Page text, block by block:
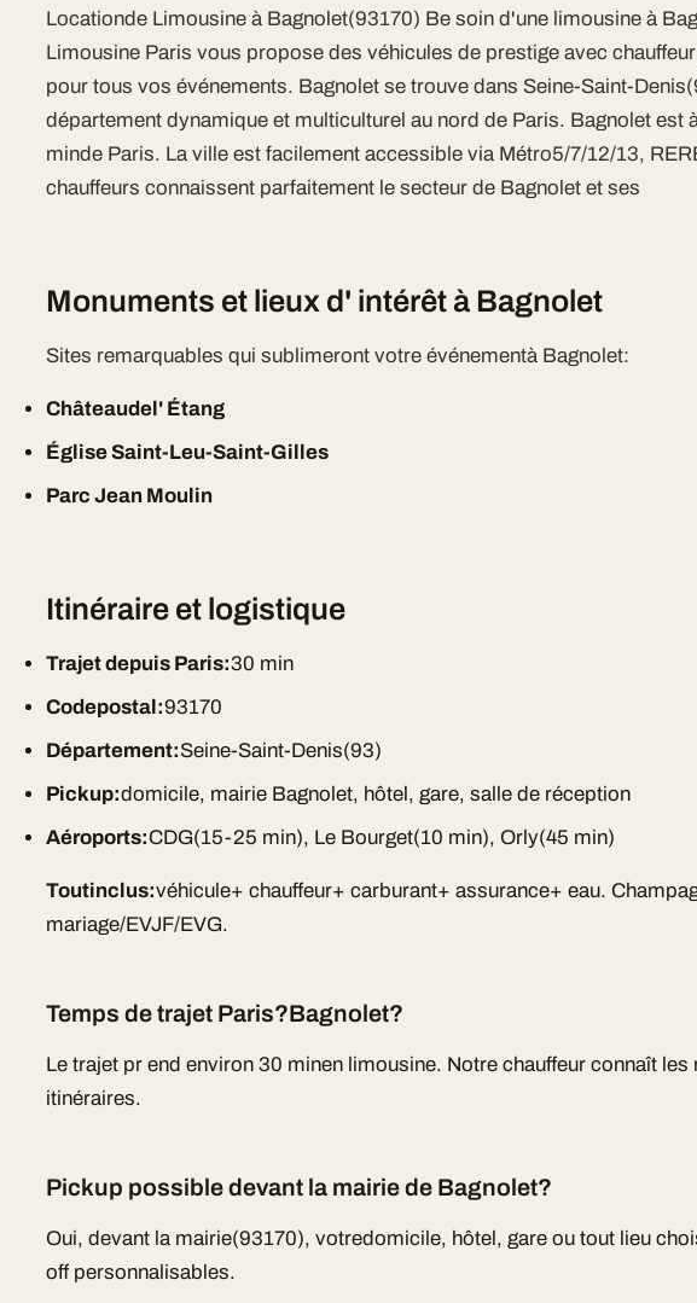
Locationde Limousine à Bagnolet(93170) Be soin d'une limousine à
Limousine Paris vous propose des véhicules de prestige avec
pour tous vos événements. Bagnolet se trouve dans Seine-Saint-
département dynamique et multiculturel au nord de Paris. Bagnolet est
minde Paris. La ville est facilement accessible via Métro5/7/12/13,
chauffeurs connaissent parfaitement le secteur de Bagnolet et ses
Monuments et lieux d' intérêt à Bagnolet
Sites remarquables qui sublimeront votre événementà Bagnolet:
Châteaudel' Étang
Église Saint-Leu-Saint-Gilles
Parc Jean Moulin
Itinéraire et logistique
Trajet depuis Paris:30 min
Codepostal:93170
Département:Seine-Saint-Denis(93)
Pickup:domicile, mairie Bagnolet, hôtel, gare, salle de réception
Aéroports:CDG(15-25 min), Le Bourget(10 min), Orly(45 min)
Toutinclus:véhicule+ chauffeur+ carburant+ assurance+ eau.
mariage/EVJF/EVG.
Temps de trajet Paris?Bagnolet?
Le trajet pr end environ 30 minen limousine. Notre chauffeur connaît les
itinéraires.
Pickup possible devant la mairie de Bagnolet?
Oui, devant la mairie(93170), votredomicile, hôtel, gare ou tout lieu
off personnalisables.